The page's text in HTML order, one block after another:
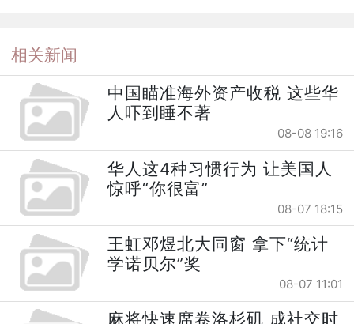
相关新闻
中国瞄准海外资产收税 这些华
人吓到睡不著
08-08 19:16
华人这4种习惯行为 让美国人
惊呼“你很富”
08-07 18:15
王虹邓煜北大同窗 拿下“统计
学诺贝尔”奖
08-07 11:01
麻将快速席卷洛杉矶 成社交时